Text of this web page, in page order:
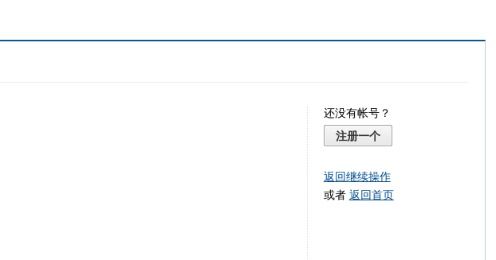
还没有帐号？
注册一个
返回继续操作
或者 返回首页